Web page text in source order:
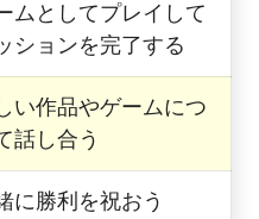
ムとしてプレイして
ションを完了する
い作品やゲームにつ
話し合う
に勝利を祝おう